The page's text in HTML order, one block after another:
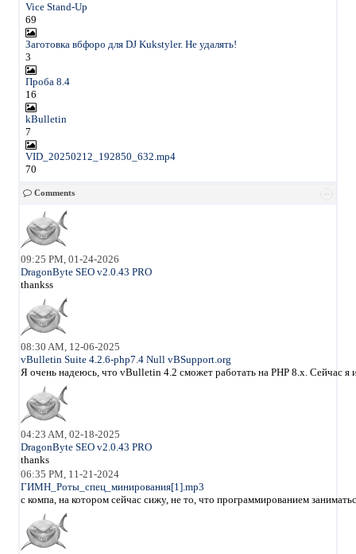
Vice Stand-Up
69
Заготовка вбфоро для DJ Kukstyler. Не удалять!
3
Проба 8.4
16
kBulletin
7
VID_20250212_192850_632.mp4
70
Comments
09:25 PM, 01-24-2026
DragonByte SEO v2.0.43 PRO
thankss
08:30 AM, 12-06-2025
vBulletin Suite 4.2.6-php7.4 Null vBSupport.org
Я очень надеюсь, что vBulletin 4.2 сможет работать на PHP 8.x. Сейчас
04:23 AM, 02-18-2025
DragonByte SEO v2.0.43 PRO
thanks
06:35 PM, 11-21-2024
ГИМН_Роты_спец_минирования[1].mp3
с компа, на котором сейчас сижу, не то, что программированием